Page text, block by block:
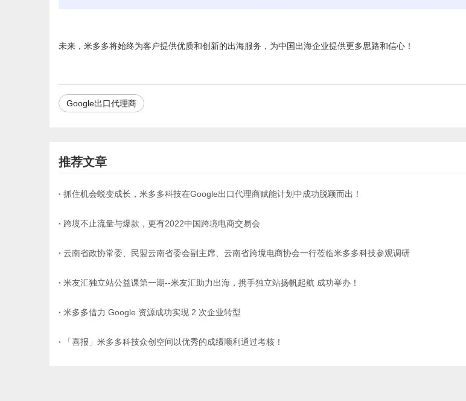
未来，米多多将始终为客户提供优质和创新的出海服务，为中国出海企业提供更多思路和信心！
Google出口代理商
推荐文章
抓住机会蜕变成长，米多多科技在Google出口代理商赋能计划中成功脱颖而出！
跨境不止流量与爆款，更有2022中国跨境电商交易会
云南省政协常委、民盟云南省委会副主席、云南省跨境电商协会一行莅临米多多科技参观调研
米友汇独立站公益课第一期--米友汇助力出海，携手独立站扬帆起航 成功举办！
米多多借力 Google 资源成功实现 2 次企业转型
「喜报」米多多科技众创空间以优秀的成绩顺利通过考核！